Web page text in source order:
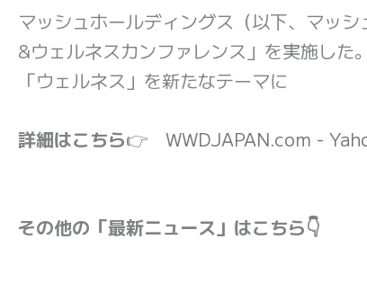
マッシュホールディングス（以下、マッ
&ウェルネスカンファレンス」を実施した
「ウェルネス」を新たなテーマに
詳細はこちら👉 WWDJAPAN.com -
その他の「最新ニュース」はこちら👇